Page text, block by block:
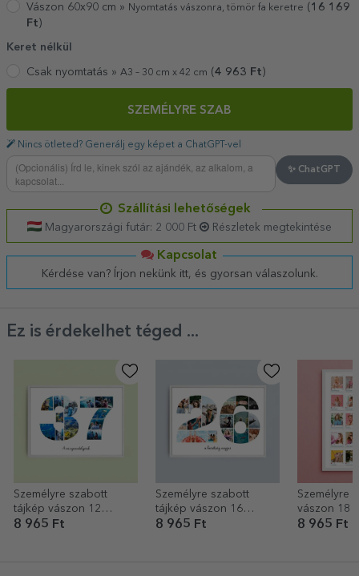
Vászon 60x90 cm » Nyomtatás vászonra, tömör fa keretre (16 169
Ft)
Keret nélkül
Csak nyomtatás » A3 – 30 cm x 42 cm (4 963 Ft)
SZEMÉLYRE SZAB
Nincs ötleted? Generálj egy képet a ChatGPT-vel
✨ ChatGPT
Szállítási lehetőségek
Magyarországi futár: 2 000 Ft Részletek megtekintése
Kapcsolat
Kérdése van? Írjon nekünk itt, és gyorsan válaszolunk.
Ez is érdekelhet téged ...
Személyre szabott
tájkép vászon 12
fotóval, modellszám 37
8 965 Ft
Személyre szabott
tájkép vászon 16
fotóval, 26-os
8 965 Ft
Személyre
vászon 18
üzenettel -
8 965 Ft